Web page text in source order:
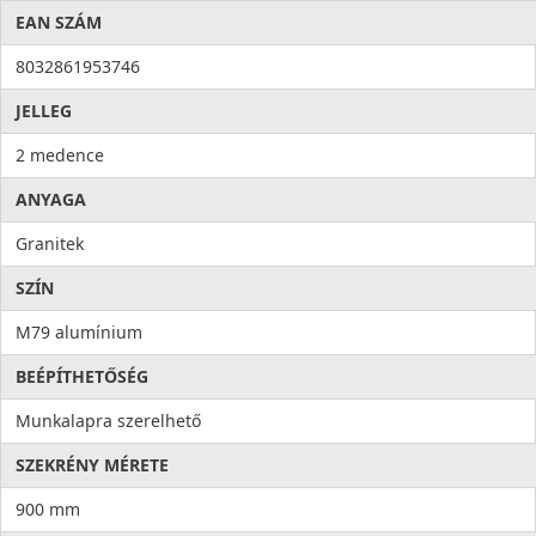
EAN SZÁM
8032861953746
JELLEG
2 medence
ANYAGA
Granitek
SZÍN
M79 alumínium
BEÉPÍTHETŐSÉG
Munkalapra szerelhető
SZEKRÉNY MÉRETE
900 mm